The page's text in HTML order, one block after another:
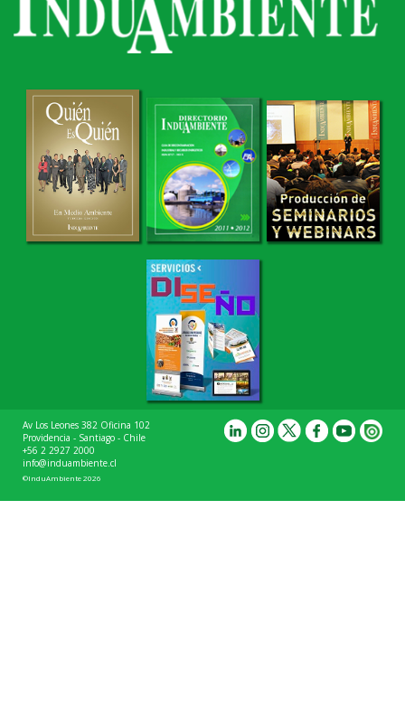
Av Los Leones 382 Oficina 102
Providencia - Santiago - Chile
+56 2 2927 2000
info@induambiente.cl
©InduAmbiente 2026